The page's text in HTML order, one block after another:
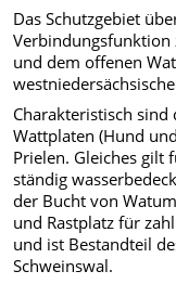
Das Schutzgebiet
Verbindungsfunktion
und dem offenen
Charakteristisch sind
Wattplaten (Hund
Prielen. Gleiches gilt
ständig
der Bucht von
und Rastplatz für
und ist Bestandteil
Schweinswal.